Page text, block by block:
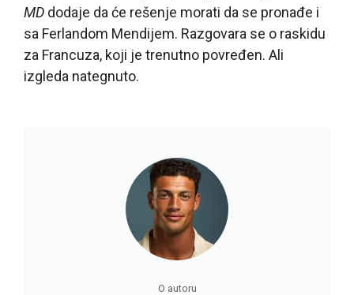
MD dodaje da će rešenje morati da se pronađe i
sa Ferlandom Mendijem. Razgovara se o raskidu
za Francuza, koji je trenutno povređen. Ali
izgleda nategnuto.
O autoru